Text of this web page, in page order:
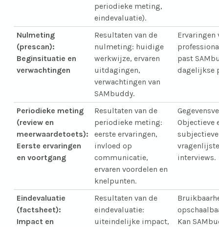
periodieke meting,
eindevaluatie).
Nulmeting
(prescan):
Beginsituatie en
verwachtingen
Resultaten van de
nulmeting: huidige
werkwijze, ervaren
uitdagingen,
verwachtingen van
SAMbuddy.
Ervaringen
past
dagelijkse
Periodieke meting
(review en
meerwaardetoets):
Eerste ervaringen
en voortgang
Resultaten van de
periodieke meting:
eerste ervaringen,
invloed op
communicatie,
ervaren voordelen en
knelpunten.
Objectieve
interviews.
Eindevaluatie
(factsheet):
Impact en
Resultaten van de
eindevaluatie:
uiteindelijke impact,
Kan